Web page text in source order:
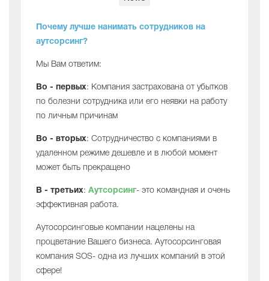
Почему лучше нанимать сотрудников на
аутсорсинг?
Мы Вам ответим:
Во - первых: Компания застрахована от убытков
по болезни сотрудника или его неявки на работу
по личным причинам
Во - вторых: Сотрудничество с компаниями в
удаленном режиме дешевле и в любой момент
может быть прекращено
В - третьих: Аутсорсинг- это командная и очень
эффективная работа.
Аутосорсинговые компании нацелены на
процветание Вашего бизнеса. Аутосорсинговая
компания SOS- одна из лучших компаний в этой
сфере!